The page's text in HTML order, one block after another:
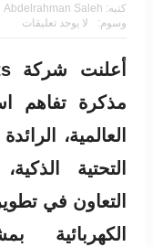
كتبه: Abdelrahman Saleh
وسوم:
لا يوجد تعليقات
مذكرة تفاهم
العالمية،
التحتية
التعاون في
الكهربائية